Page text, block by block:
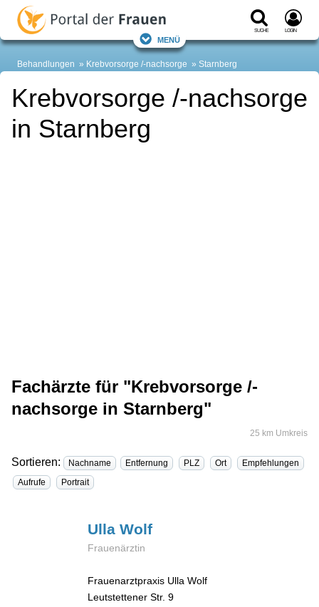
Suche Login
Menü
Behandlungen Krebvorsorge /-nachsorge Starnberg
Krebvorsorge /-nachsorge
in Starnberg
Fachärzte für "Krebvorsorge /-
nachsorge in Starnberg"
25 km Umkreis
Sortieren: Nachname Entfernung PLZ Ort
Empfehlungen
Aufrufe
Portrait
UllaWolf
Frauenärztin
Frauenarztpraxis Ulla Wolf
Leutstettener Str. 9